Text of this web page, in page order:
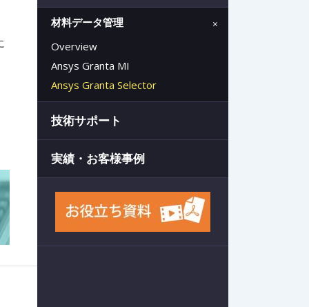
材料データ管理
Overview
Ansys Granta MI
Ansys Granta Selector
技術サポート
実績・お客様事例